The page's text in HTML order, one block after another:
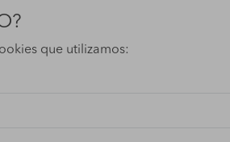
que utilizamos: